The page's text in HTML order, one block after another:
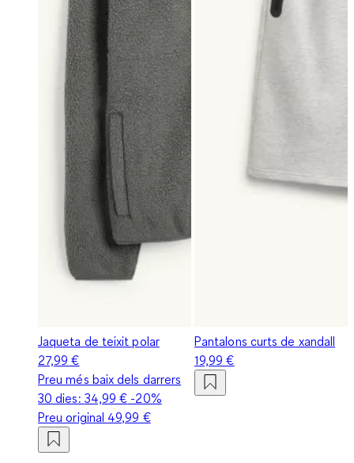
Jaqueta de teixit polar
27,99 €
Preu més baix dels darrers
30 dies: 34,99 € -20%
Preu original 49,99 €
Pantalons curts de xandall
19,99 €